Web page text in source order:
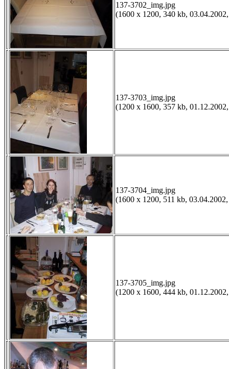
137-3702_img.jpg
(1600 x 1200, 340 kb,
137-3703_img.jpg
(1200 x 1600, 357 kb,
137-3704_img.jpg
(1600 x 1200, 511 kb,
137-3705_img.jpg
(1200 x 1600, 444 kb,